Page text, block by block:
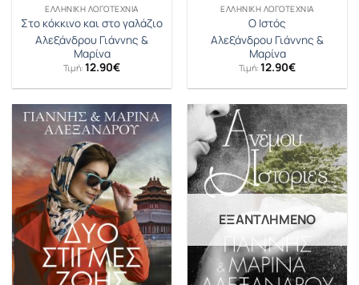
ΕΛΛΗΝΙΚΉ ΛΟΓΟΤΕΧΝΊΑ
Στο κόκκινο και στο γαλάζιο
Αλεξάνδρου Γιάννης &
Μαρίνα
Τιμή: 12.90€
ΕΛΛΗΝΙΚΉ ΛΟΓΟΤΕΧΝΊΑ
Ο Ιστός
Αλεξάνδρου Γιάννης &
Μαρίνα
Τιμή: 12.90€
ΕΞΑΝΤΛΗΜΈΝΟ